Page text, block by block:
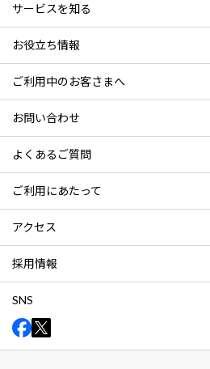
サービスを知る
お役立ち情報
ご利用中のお客さまへ
お問い合わせ
よくあるご質問
ご利用にあたって
アクセス
採用情報
SNS